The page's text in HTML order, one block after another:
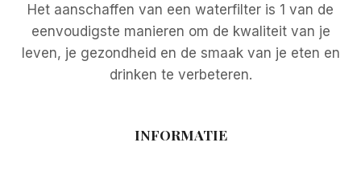
Het aanschaffen van een waterfilter is 1 van de
eenvoudigste manieren om de kwaliteit van je
leven, je gezondheid en de smaak van je eten en
drinken te verbeteren.
INFORMATIE